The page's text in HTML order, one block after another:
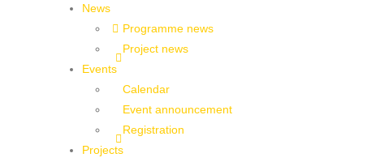
News
Programme news
Project news
Events
Calendar
Event announcement
Registration
Projects